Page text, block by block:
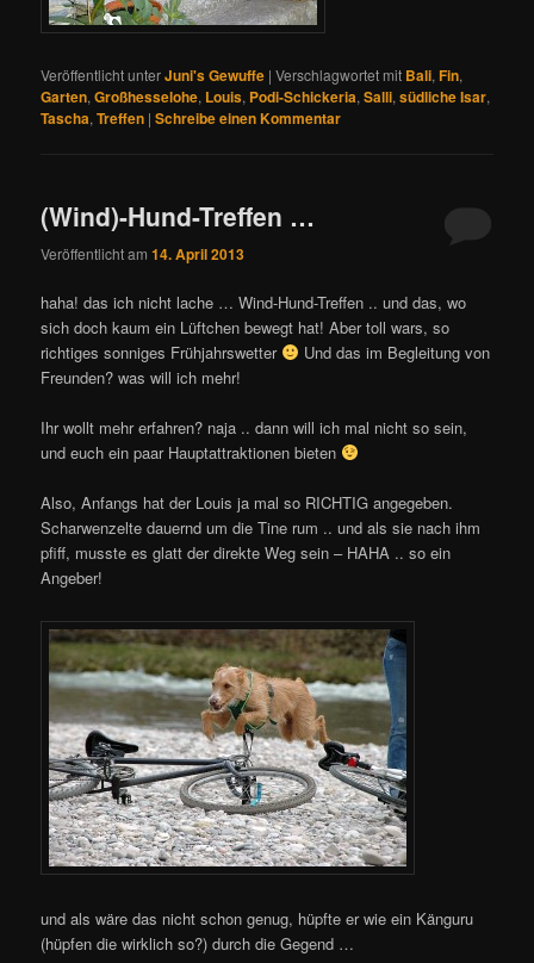
Veröffentlicht unterJuni's Gewuffe |Verschlagwortet mit Bali,Fin,
Garten,Großhesselohe, Louis, Podi-Schickeria,Salli,südliche Isar,
Tascha,Treffen |Schreibe einen Kommentar
(Wind)-Hund-Treffen …
Veröffentlicht am14. April 2013
haha! das ich nicht lache … Wind-Hund-Treffen .. und das, wo
sich doch kaum ein Lüftchen bewegt hat! Aber toll wars, so
richtiges sonniges Frühjahrswetter
Und das im Begleitung von
Freunden? was will ich mehr!
Ihr wollt mehr erfahren? naja .. dann will ich mal nicht so sein,
und euch ein paar Hauptattraktionen bieten
Also, Anfangs hat der Louis ja mal so RICHTIG angegeben.
Scharwenzelte dauernd um die Tine rum .. und als sie nach ihm
pfiff, musste es glatt der direkte Weg sein – HAHA .. so ein
Angeber!
und als wäre das nicht schon genug, hüpfte er wie ein Känguru
(hüpfen die wirklich so?) durch die Gegend …